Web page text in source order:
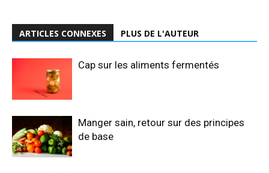
ARTICLES CONNEXES PLUS DE L'AUTEUR
Cap sur les aliments fermentés
Manger sain, retour sur des principes
de base